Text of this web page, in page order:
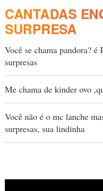
CANTADAS
SURPRESA
Você se chama pandora?
surpresas
Me chama de kinder ovo
Você não é o mc lanche
surpresas, sua lindinha